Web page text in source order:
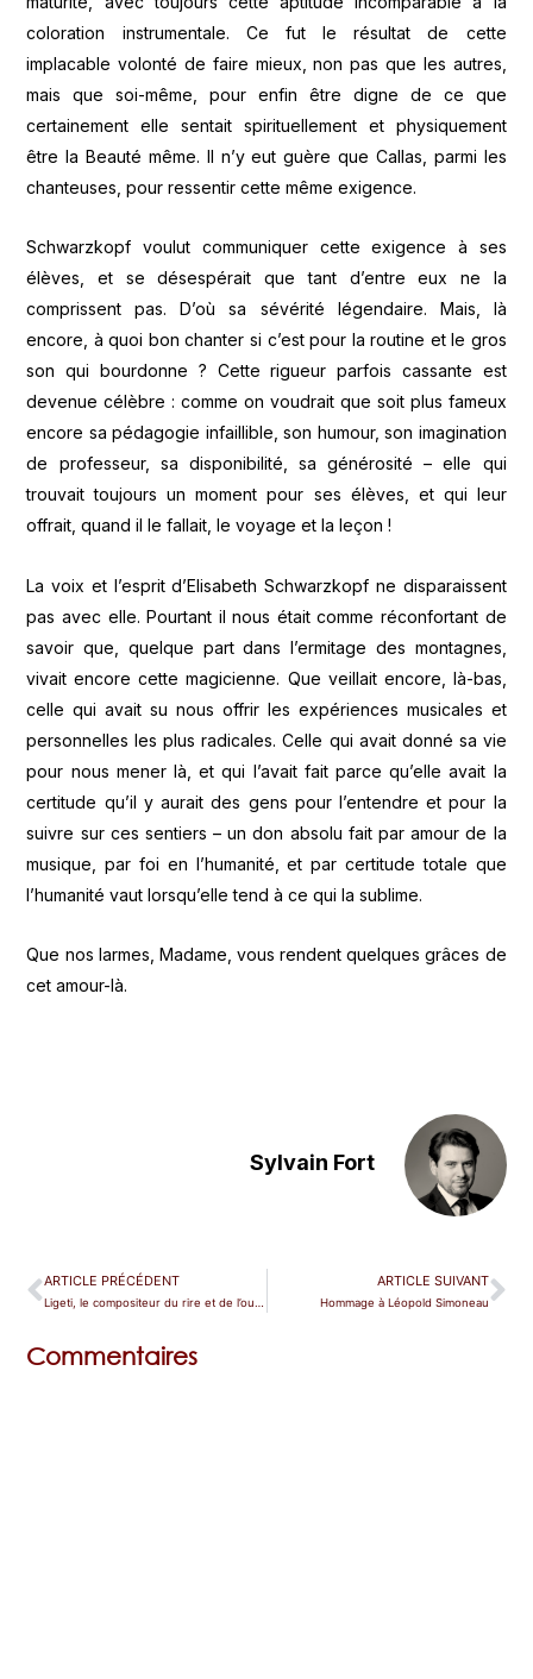
coloration instrumentale. Ce fut le résultat de cette
implacable volonté de faire mieux, non pas que les autres,
mais que soi-même, pour enfin être digne de ce que
certainement elle sentait spirituellement et physiquement
être la Beauté même. Il n’y eut guère que Callas, parmi les
chanteuses, pour ressentir cette même exigence.
Schwarzkopf voulut communiquer cette exigence à ses
élèves, et se désespérait que tant d’entre eux ne la
comprissent pas. D’où sa sévérité légendaire. Mais, là
encore, à quoi bon chanter si c’est pour la routine et le gros
son qui bourdonne ? Cette rigueur parfois cassante est
devenue célèbre : comme on voudrait que soit plus fameux
encore sa pédagogie infaillible, son humour, son imagination
de professeur, sa disponibilité, sa générosité – elle qui
trouvait toujours un moment pour ses élèves, et qui leur
offrait, quand il le fallait, le voyage et la leçon !
La voix et l’esprit d’Elisabeth Schwarzkopf ne disparaissent
pas avec elle. Pourtant il nous était comme réconfortant de
savoir que, quelque part dans l’ermitage des montagnes,
vivait encore cette magicienne. Que veillait encore, là-bas,
celle qui avait su nous offrir les expériences musicales et
personnelles les plus radicales. Celle qui avait donné sa vie
pour nous mener là, et qui l’avait fait parce qu’elle avait la
certitude qu’il y aurait des gens pour l’entendre et pour la
suivre sur ces sentiers – un don absolu fait par amour de la
musique, par foi en l’humanité, et par certitude totale que
l’humanité vaut lorsqu’elle tend à ce qui la sublime.
Que nos larmes, Madame, vous rendent quelques grâces de
cet amour-là.
Sylvain Fort
ARTICLE PRÉCÉDENT
Ligeti, le compositeur du rire et de l’oubli
ARTICLE SUIVANT
Hommage à Léopold Simoneau
Commentaires